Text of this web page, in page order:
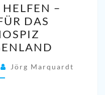
–
DAS
Jörg Marquardt